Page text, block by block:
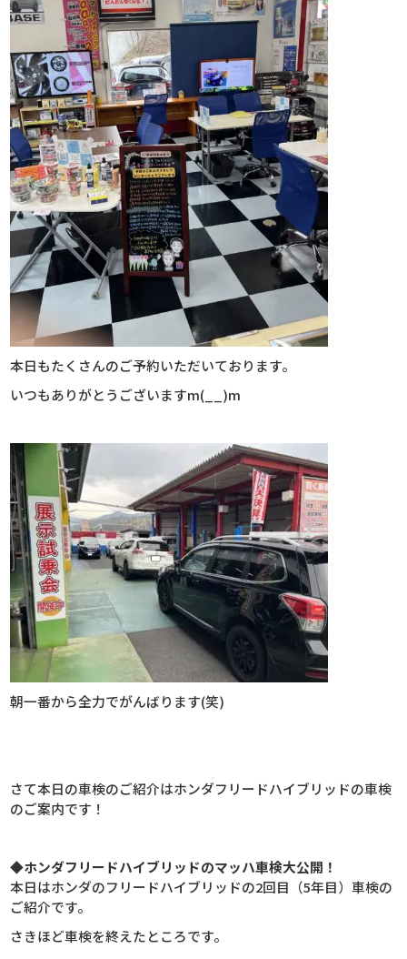
本日もたくさんのご予約いただいております。
いつもありがとうございますm(__)m
朝一番から全力でがんばります(笑)
さて本日の車検のご紹介はホンダフリードハイブリッドの車検
のご案内です！
◆ホンダフリードハイブリッドのマッハ車検大公開！
本日はホンダのフリードハイブリッドの2回目（5年目）車検の
ご紹介です。
さきほど車検を終えたところです。